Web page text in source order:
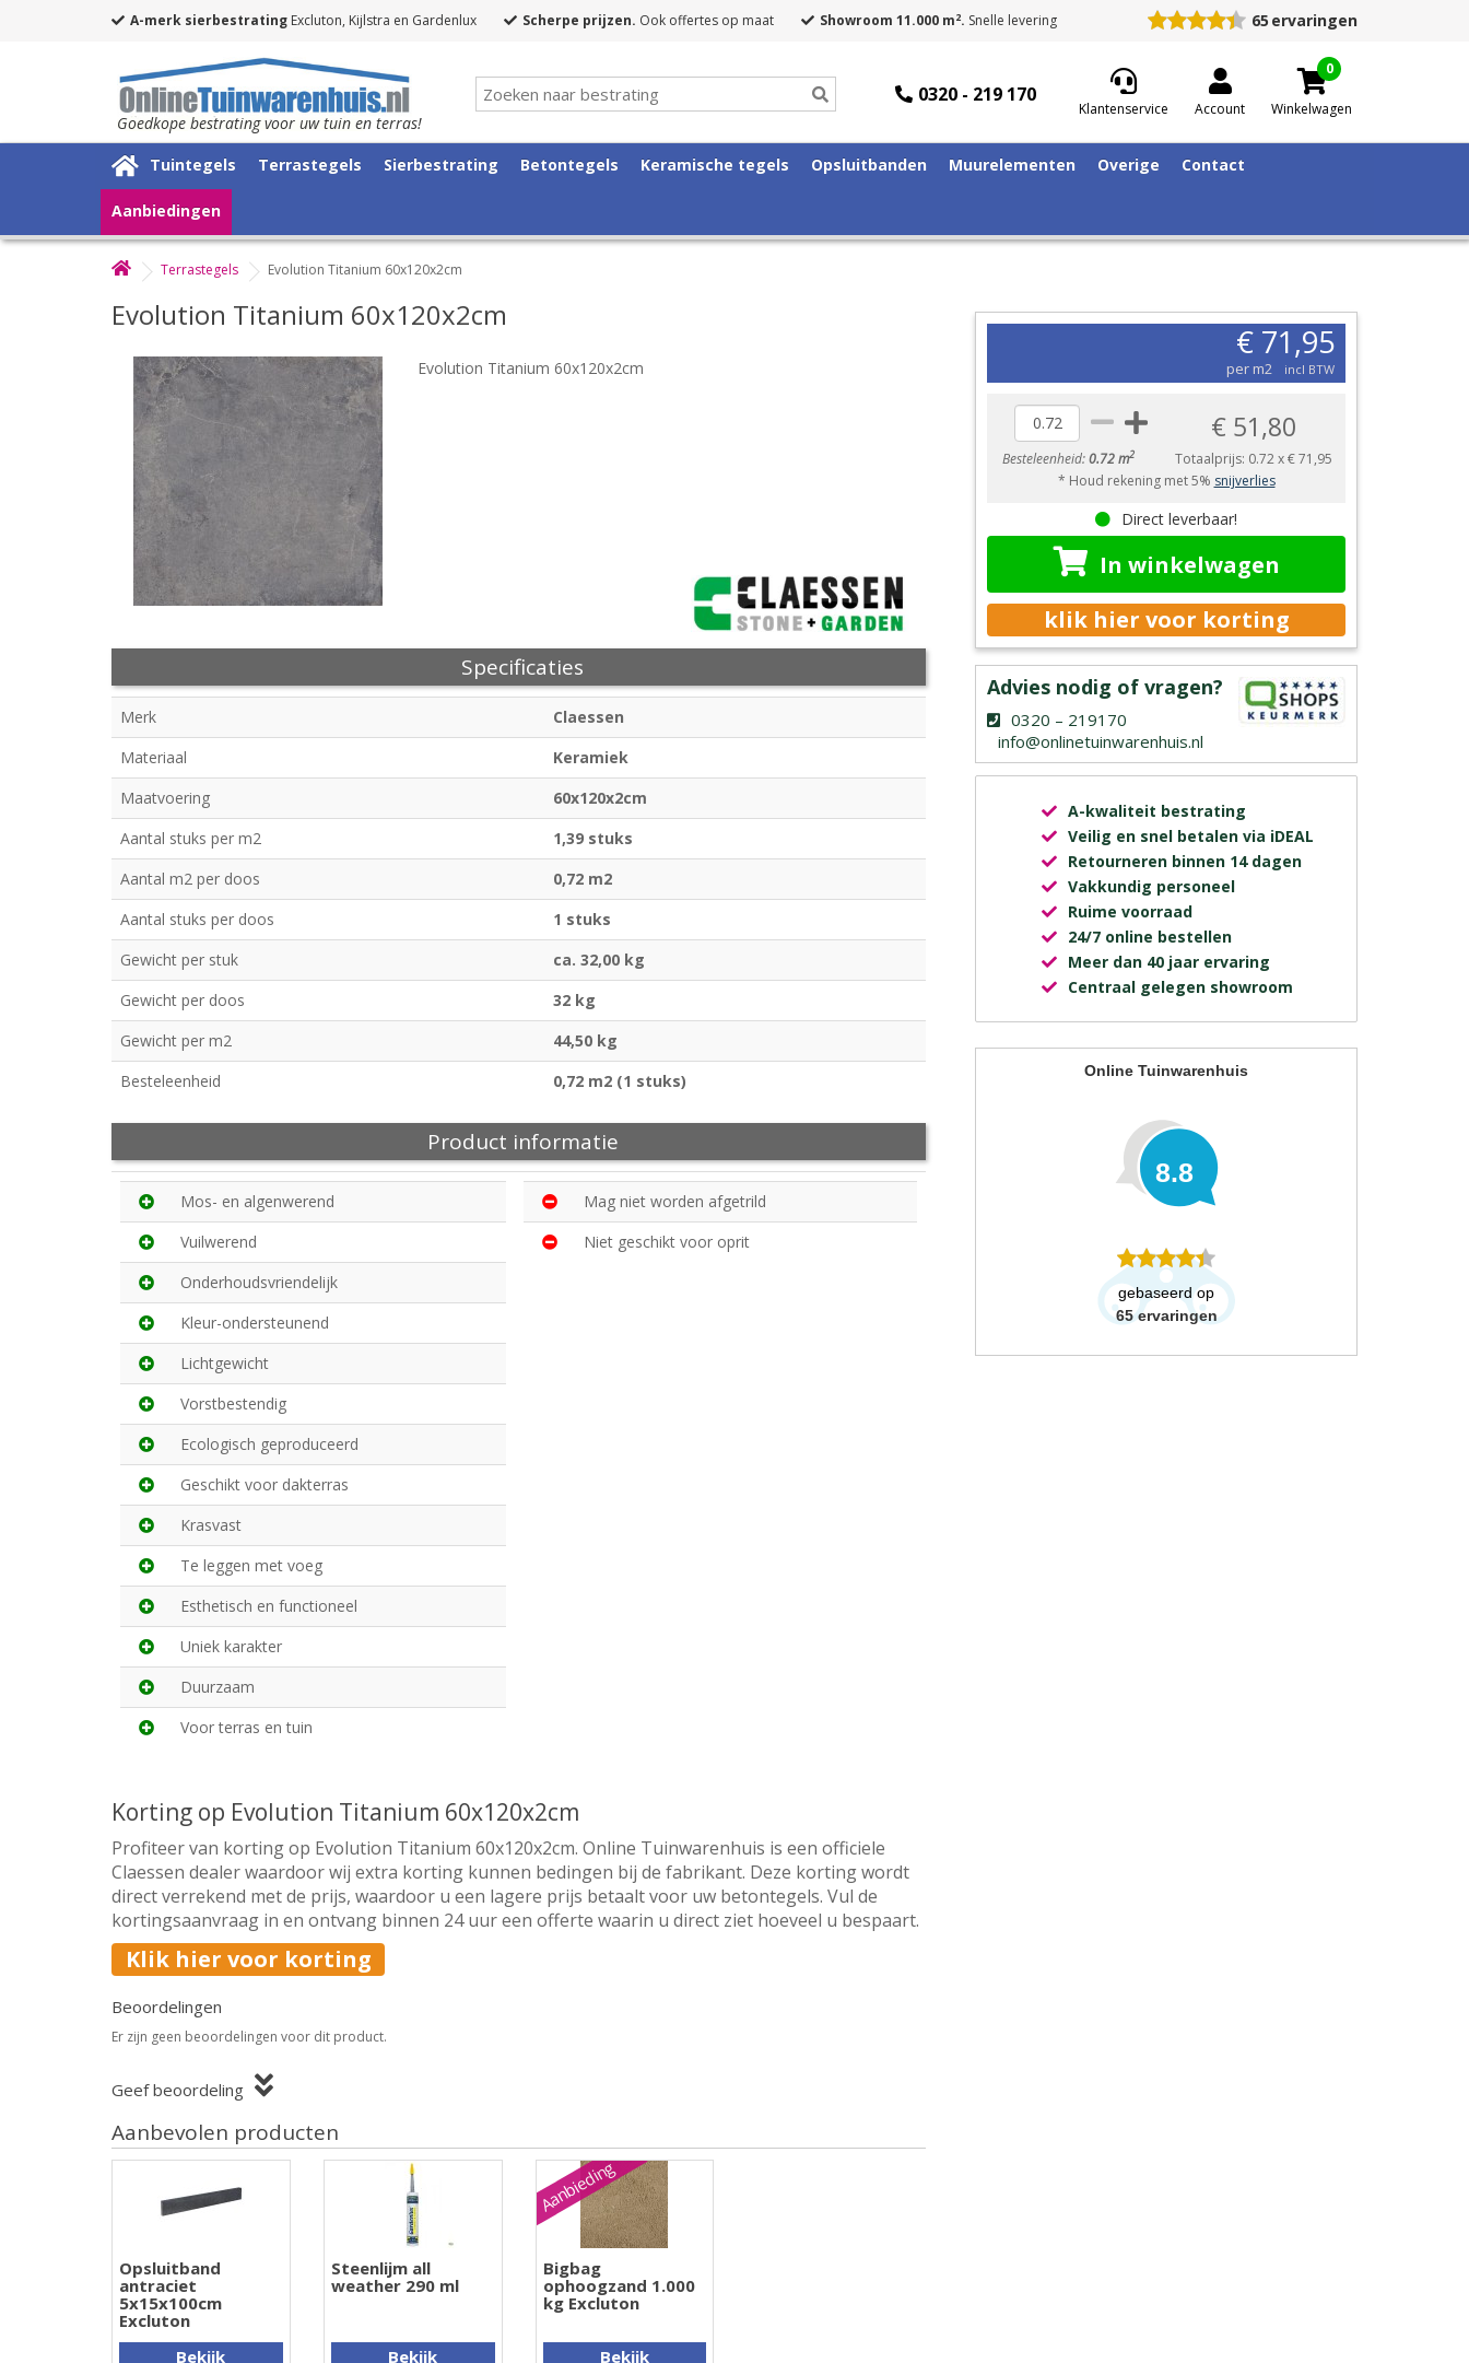
A-merk sierbestrating Excluton, Kijlstra en Gardenlux Scherpe prijzen. Ook offertes op maat Showroom 11.000 m2. Snelle levering 65 ervaringen
Goedkope bestrating voor uw tuin en terras!
0320 - 219 170
Klantenservice Account
0
Winkelwagen
Tuintegels Terrastegels Sierbestrating Betontegels Keramische tegels Opsluitbanden Muurelementen Overige Contact
Aanbiedingen
Terrastegels Evolution Titanium 60x120x2cm
Evolution Titanium 60x120x2cm
Evolution Titanium 60x120x2cm
Specificaties
Merk
Claessen
Materiaal
Keramiek
Maatvoering
60x120x2cm
Aantal stuks per m2
1,39 stuks
Aantal m2 per doos
0,72 m2
Aantal stuks per doos
1 stuks
Gewicht per stuk
ca. 32,00 kg
Gewicht per doos
32 kg
Gewicht per m2
44,50 kg
Besteleenheid
0,72 m2 (1 stuks)
Product informatie
Mos- en algenwerend
Vuilwerend
Onderhoudsvriendelijk
Kleur-ondersteunend
Lichtgewicht
Vorstbestendig
Ecologisch geproduceerd
Geschikt voor dakterras
Krasvast
Te leggen met voeg
Esthetisch en functioneel
Uniek karakter
Duurzaam
Voor terras en tuin
Mag niet worden afgetrild
Niet geschikt voor oprit
Korting op Evolution Titanium 60x120x2cm
Profiteer van korting op Evolution Titanium 60x120x2cm. Online Tuinwarenhuis is een officiele
Claessen dealer waardoor wij extra korting kunnen bedingen bij de fabrikant. Deze korting wordt
direct verrekend met de prijs, waardoor u een lagere prijs betaalt voor uw betontegels. Vul de
kortingsaanvraag in en ontvang binnen 24 uur een offerte waarin u direct ziet hoeveel u bespaart.
Klik hier voor korting
Beoordelingen
Er zijn geen beoordelingen voor dit product.
Geef beoordeling
Aanbevolen producten
Opsluitband
antraciet
5x15x100cm
Excluton
Bekijk
Steenlijm all
weather 290 ml
Bekijk
Aanbieding
Bigbag
ophoogzand 1.000
kg Excluton
Bekijk
€ 71,95
per m2 incl BTW
Besteleenheid:0.72 m2
€ 51,80
Totaalprijs: 0.72x€ 71,95
* Houd rekening met 5% snijverlies
Direct leverbaar!
In winkelwagen
klik hier voor korting
Advies nodig of vragen?
0320 – 219170
info@onlinetuinwarenhuis.nl
A-kwaliteit bestrating
Veilig en snel betalen via iDEAL
Retourneren binnen 14 dagen
Vakkundig personeel
Ruime voorraad
24/7 online bestellen
Meer dan 40 jaar ervaring
Centraal gelegen showroom
Online Tuinwarenhuis
8.8
gebaseerd op
65 ervaringen